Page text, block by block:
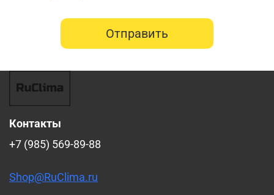
Отправить
Контакты
+7 (985) 569-89-88
Shop@RuClima.ru